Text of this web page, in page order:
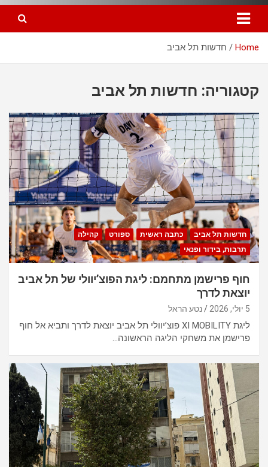
Home חדשות תל אביב
קטגוריה: חדשות תל אביב
חדשות תל אביב כתבה ראשית ספורט
קהילה
תרבות, בידור ופנאי
חוף פרישמן מתחמם: ליגת הפוצ’יוולי של תל אביב
יוצאת לדרך
5 יולי, 2026 נטע הראל
ליגת XI MOBILITY פוצ’יוולי תל אביב יוצאת לדרך ותביא אל חוף
פרישמן את משחקי הליגה הראשונה…